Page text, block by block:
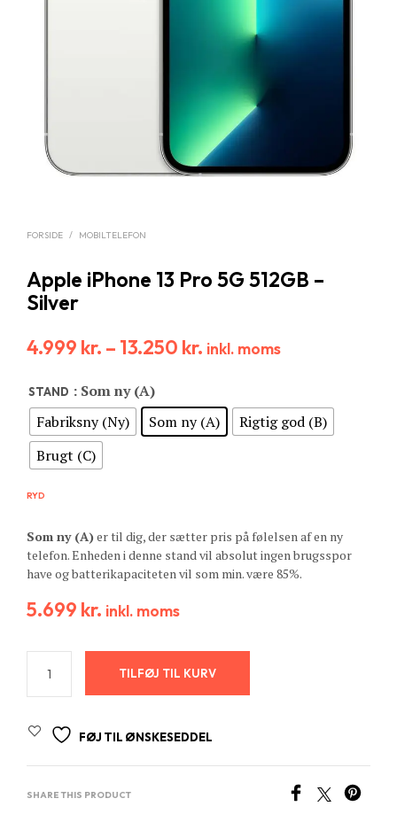
FORSIDE / MOBILTELEFON
Apple iPhone 13 Pro 5G 512GB –
Silver
4.999 kr. – 13.250 kr. inkl. moms
STAND : Som ny (A)
Fabriksny (Ny)
Som ny (A)
Rigtig god (B)
Brugt (C)
RYD
Som ny (A)er til dig, der sætter pris på følelsen af en ny
telefon. Enheden i denne stand vil absolut ingen brugsspor
have og batterikapaciteten vil som min. være 85%.
5.699 kr. inkl. moms
TILFØJ TIL KURV
FØJ TIL ØNSKESEDDEL
SHARE THIS PRODUCT